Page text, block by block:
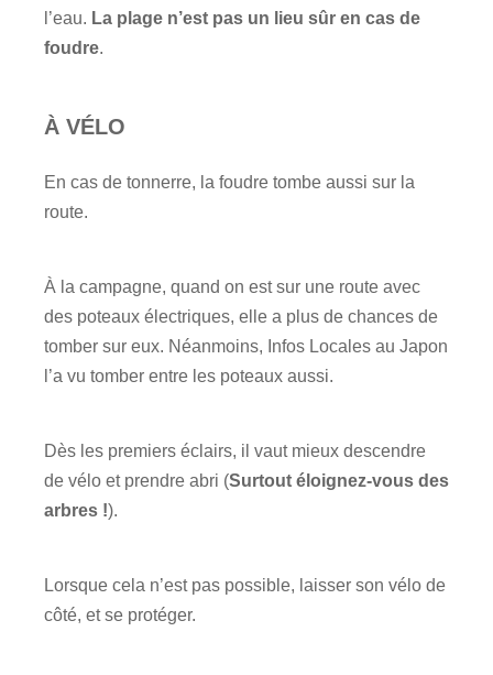
l’eau. La plage n’est pas un lieu sûr en cas de
foudre.
À VÉLO
En cas de tonnerre, la foudre tombe aussi sur la
route.
À la campagne, quand on est sur une route avec
des poteaux électriques, elle a plus de chances de
tomber sur eux. Néanmoins, Infos Locales au Japon
l’a vu tomber entre les poteaux aussi.
Dès les premiers éclairs, il vaut mieux descendre
de vélo et prendre abri (Surtout éloignez-vous des
arbres !).
Lorsque cela n’est pas possible, laisser son vélo de
côté, et se protéger.